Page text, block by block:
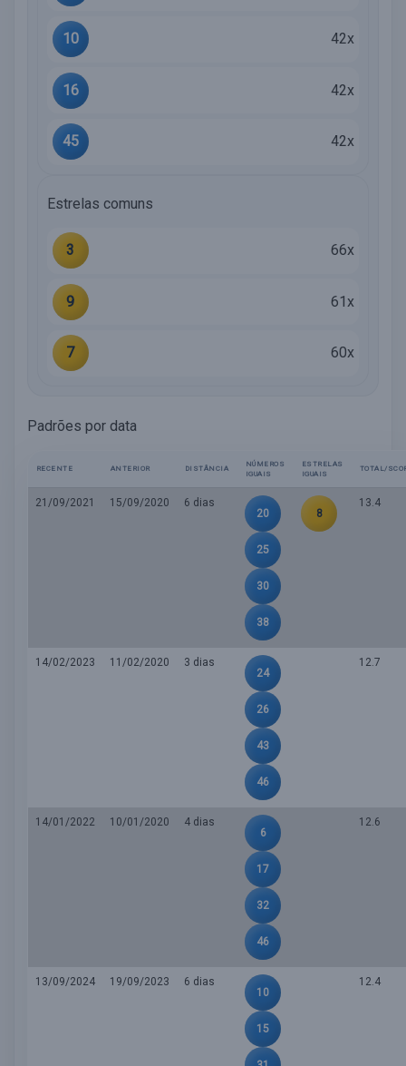
10 42x
16 42x
45 42x
Estrelas comuns
3 66x
9 61x
7 60x
Padrões por data
RECENTE ANTERIOR DISTÂNCIA
NÚMEROS
IGUAIS
ESTRELAS
IGUAIS
TOTAL/
21/09/2021 15/09/2020
6 dias
20
25
30
38
8
13.4
14/02/2023 11/02/2020
3 dias
24
26
43
46
12.7
14/01/2022 10/01/2020
4 dias
6
17
32
46
12.6
13/09/2024 19/09/2023
6 dias
10
15
12.4